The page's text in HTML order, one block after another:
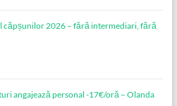
căpșunilor 2026 – fără intermediari, fără
angajează personal -17€/oră – Olanda